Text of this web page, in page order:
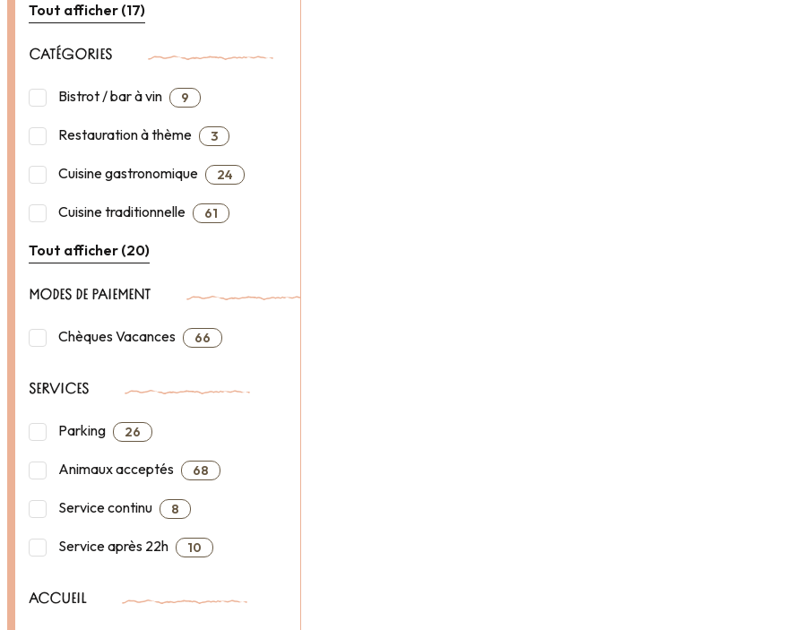
Tout afficher (17)
CATÉGORIES
Bistrot / bar à vin 9
Restauration à thème 3
Cuisine gastronomique 24
Cuisine traditionnelle 61
Tout afficher (20)
MODES DE PAIEMENT
Chèques Vacances 66
SERVICES
Parking 26
Animaux acceptés 68
Service continu 8
Service après 22h 10
ACCUEIL